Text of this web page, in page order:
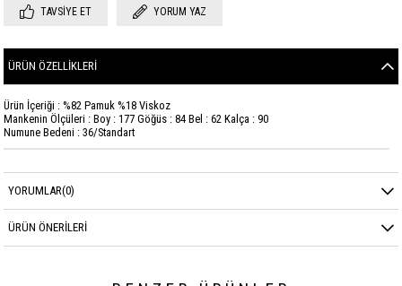
TAVSIYE ET YORUM YAZ
ÜRÜN ÖZELLIKLERI
Ürün İçeriği : %82 Pamuk %18 Viskoz
Mankenin Ölçüleri : Boy : 177 Göğüs : 84 Bel : 62 Kalça : 90
Numune Bedeni : 36/Standart
YORUMLAR(0)
ÜRÜN ÖNERILERI